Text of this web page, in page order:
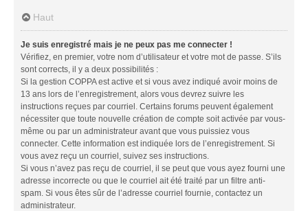
Haut
Je suis enregistré mais je ne peux pas me connecter !
Vérifiez, en premier, votre nom d’utilisateur et votre mot de passe. S’ils
sont corrects, il y a deux possibilités :
Si la gestion COPPA est active et si vous avez indiqué avoir moins de
13 ans lors de l’enregistrement, alors vous devrez suivre les
instructions reçues par courriel. Certains forums peuvent également
nécessiter que toute nouvelle création de compte soit activée par vous-
même ou par un administrateur avant que vous puissiez vous
connecter. Cette information est indiquée lors de l’enregistrement. Si
vous avez reçu un courriel, suivez ses instructions.
Si vous n’avez pas reçu de courriel, il se peut que vous ayez fourni une
adresse incorrecte ou que le courriel ait été traité par un filtre anti-
spam. Si vous êtes sûr de l’adresse courriel fournie, contactez un
administrateur.